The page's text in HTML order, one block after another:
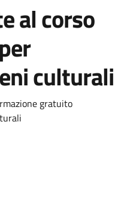
al corso
culturali
gratuito